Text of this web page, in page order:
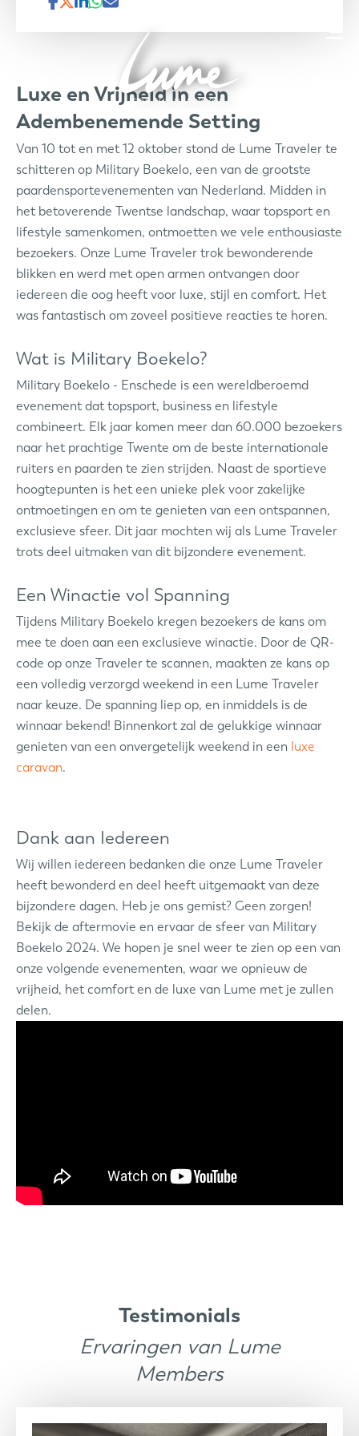
Luxe en Vrijheid in een
Adembenemende Setting
Van 10 tot en met 12 oktober stond de Lume Traveler te
schitteren op Military Boekelo, een van de grootste
paardensportevenementen van Nederland. Midden in
het betoverende Twentse landschap, waar topsport en
lifestyle samenkomen, ontmoetten we vele enthousiaste
bezoekers. Onze Lume Traveler trok bewonderende
blikken en werd met open armen ontvangen door
iedereen die oog heeft voor luxe, stijl en comfort. Het
was fantastisch om zoveel positieve reacties te horen.
Wat is Military Boekelo?
Military Boekelo - Enschede is een wereldberoemd
evenement dat topsport, business en lifestyle
combineert. Elk jaar komen meer dan 60.000 bezoekers
naar het prachtige Twente om de beste internationale
ruiters en paarden te zien strijden. Naast de sportieve
hoogtepunten is het een unieke plek voor zakelijke
ontmoetingen en om te genieten van een ontspannen,
exclusieve sfeer. Dit jaar mochten wij als Lume Traveler
trots deel uitmaken van dit bijzondere evenement.
Een Winactie vol Spanning
Tijdens Military Boekelo kregen bezoekers de kans om
mee te doen aan een exclusieve winactie. Door de QR-
code op onze Traveler te scannen, maakten ze kans op
een volledig verzorgd weekend in een Lume Traveler
naar keuze. De spanning liep op, en inmiddels is de
winnaar bekend! Binnenkort zal de gelukkige winnaar
genieten van een onvergetelijk weekend in een luxe
caravan.
Dank aan Iedereen
Wij willen iedereen bedanken die onze Lume Traveler
heeft bewonderd en deel heeft uitgemaakt van deze
bijzondere dagen. Heb je ons gemist? Geen zorgen!
Bekijk de aftermovie en ervaar de sfeer van Military
Boekelo 2024. We hopen je snel weer te zien op een van
onze volgende evenementen, waar we opnieuw de
vrijheid, het comfort en de luxe van Lume met je zullen
delen.
Testimonials
Ervaringen van Lume
Members